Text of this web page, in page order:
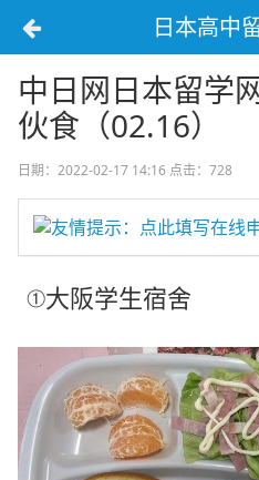
中日网日本留学
伙食（02.16）
日期：2022-02-17 14:16 点击：728
友情提示：点此填写在线
①大阪学生宿舍